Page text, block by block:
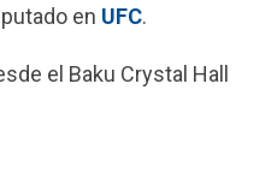
en UFC.
el Baku Crystal Hall